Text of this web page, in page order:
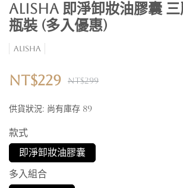
AliSHA 即淨卸妝油膠囊
瓶裝 (多入優惠)
AliSHA
NT$229 NT$299
供貨狀況: 尚有庫存 89
款式
即淨卸妝油膠囊
多入組合